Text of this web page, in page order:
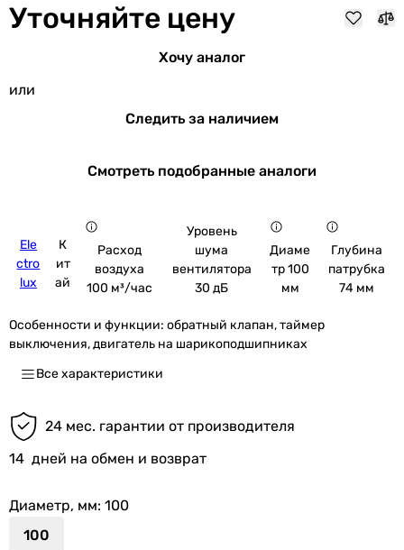
Уточняйте цену
Хочу аналог
или
Следить за наличием
Смотреть подобранные аналоги
Ele
ctro
lux
К
ит
ай
Расход
воздуха
100 м³/час
Уровень
шума
вентилятора
30 дБ
Диаме
тр 100
мм
Глубина
патрубка
74 мм
Особенности и функции: обратный клапан, таймер
выключения, двигатель на шарикоподшипниках
Все характеристики
24 мес. гарантии от производителя
14 дней на обмен и возврат
Диаметр, мм: 100
100